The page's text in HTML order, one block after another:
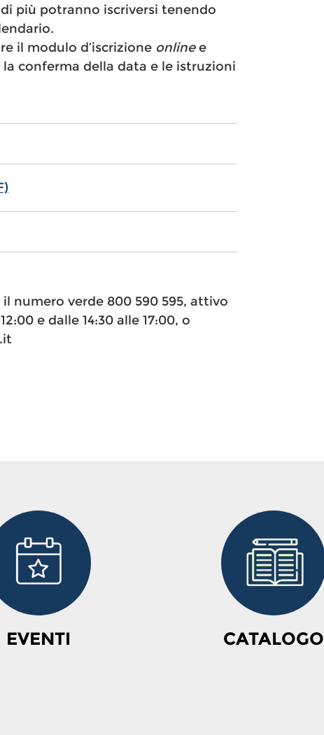
più potranno iscriversi tenendo
il modulo d’iscrizione onlinee
conferma della data e le istruzioni
numero verde 800 590 595, attivo
e dalle 14:30 alle 17:00, o
EVENTI CATALOGO